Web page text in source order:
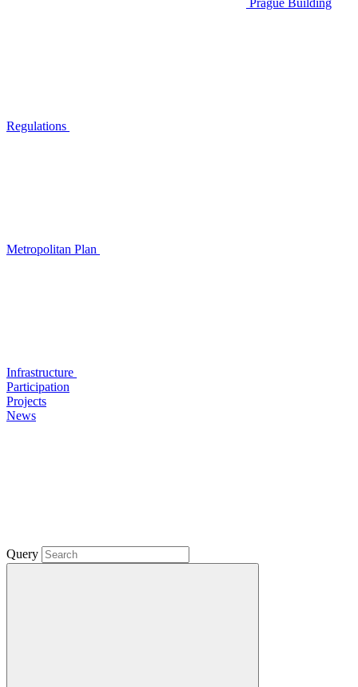
Prague Building
Regulations
Metropolitan Plan
Infrastructure
Participation
Projects
News
Query